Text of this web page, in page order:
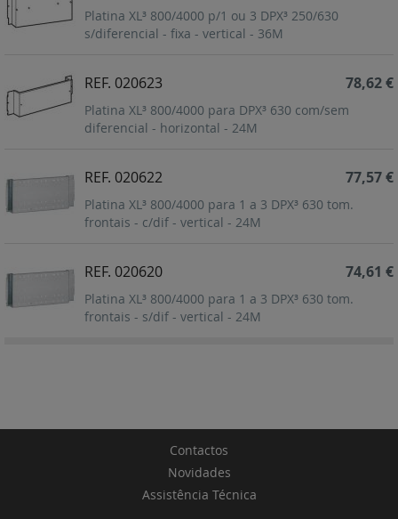
Platina XL³ 800/4000 p/1 ou 3 DPX³ 250/630
s/diferencial - fixa - vertical - 36M
REF. 020623
Platina XL³ 800/4000 para DPX³ 630 com/sem
diferencial - horizontal - 24M
78,62 €
REF. 020622
Platina XL³ 800/4000 para 1 a 3 DPX³ 630 tom.
frontais - c/dif - vertical - 24M
77,57 €
REF. 020620
Platina XL³ 800/4000 para 1 a 3 DPX³ 630 tom.
frontais - s/dif - vertical - 24M
74,61 €
Contactos
Novidades
Assistência Técnica